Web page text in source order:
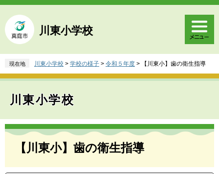
ペ
ジ
の
頭
す
メ
ュ
ー
飛
し
へ
川東小学校
現在地 川東小学校 > 学校の様子 > 令和５年度 > 【川東小】歯の衛生指導
川東小学校
本
【川東小】歯の衛生指導